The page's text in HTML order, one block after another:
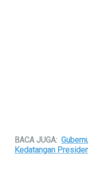
BACA JUGA:
Kedatangan